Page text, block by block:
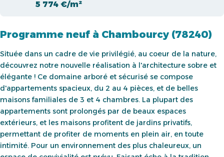
5 774 €/m²
Programme neuf à Chambourcy (78240)
Située dans un cadre de vie privilégié, au coeur de la nature,
découvrez notre nouvelle réalisation à l'architecture sobre et
élégante ! Ce domaine arboré et sécurisé se compose
d'appartements spacieux, du 2 au 4 pièces, et de belles
maisons familiales de 3 et 4 chambres. La plupart des
appartements sont prolongés par de beaux espaces
extérieurs, et les maisons profitent de jardins privatifs,
permettant de profiter de moments en plein air, en toute
intimité. Pour un environnement des plus chaleureux, un